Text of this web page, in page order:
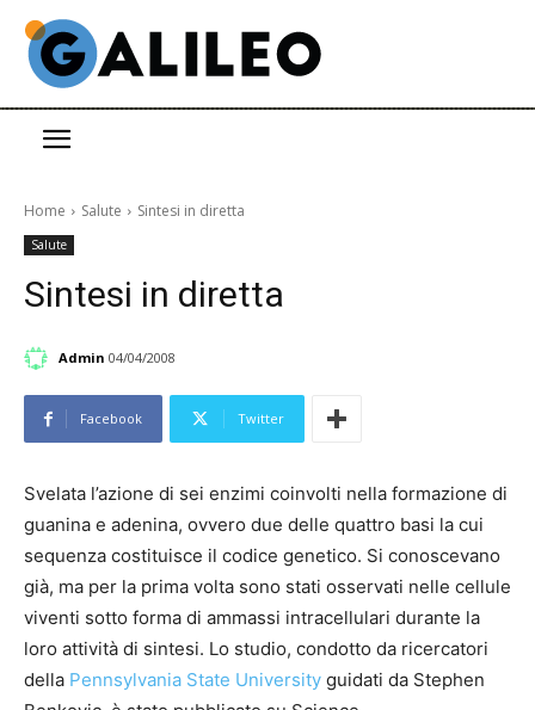
Home Salute Sintesi in diretta
Salute
Sintesi in diretta
Admin 04/04/2008
Facebook Twitter
Svelata l’azione di sei enzimi coinvolti nella formazione di
guanina e adenina, ovvero due delle quattro basi la cui
sequenza costituisce il codice genetico. Si conoscevano
già, ma per la prima volta sono stati osservati nelle cellule
viventi sotto forma di ammassi intracellulari durante la
loro attività di sintesi. Lo studio, condotto da ricercatori
della Pennsylvania State University guidati da Stephen